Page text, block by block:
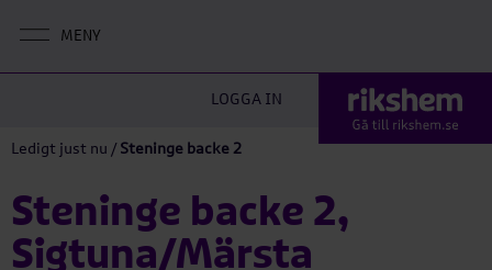
LOGGA IN
Ledigt just nu / Steninge backe 2
Steninge backe 2,
Sigtuna/Märsta